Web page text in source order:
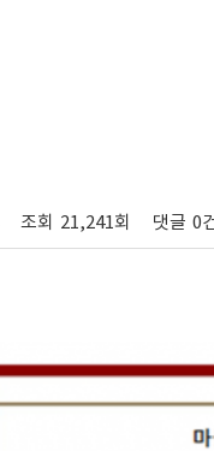
조회 21,241회 댓글 0